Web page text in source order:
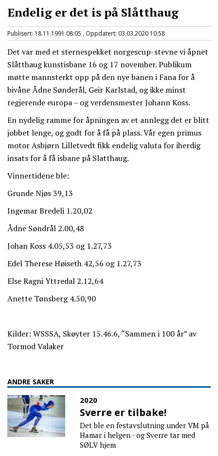
Endelig er det is på Slåtthaug
Publisert: 18.11.1991 08:05 , Oppdatert: 03.03.2020 10:58
Det var med et sternespekket norgescup-stevne vi åpnet
Slåtthaug kunstisbane 16 og 17 november. Publikum
møtte mannsterkt opp på den nye banen i Fana for å
bivåne Ådne Sønderål, Geir Karlstad, og ikke minst
regjerende europa – og verdensmester Johann Koss.
En nydelig ramme for åpningen av et annlegg det er blitt
jobbet lenge, og godt for å få på plass. Vår egen primus
motor Asbjørn Lilletvedt fikk endelig valuta for iherdig
insats for å få isbane på Slatthaug.
Vinnertidene ble:
Grunde Njøs 39,13
Ingemar Bredeli 1.20,02
Ådne Søndrål 2.00,48
Johan Koss 4.05,53 og 1.27,73
Edel Therese Høiseth 42,56 og 1.27,73
Else Ragni Yttredal 2.12,64
Anette Tønsberg 4.50,90
Kilder: WSSSA, Skøyter 15.46.6, “Sammen i 100 år” av
Tormod Valaker
ANDRE SAKER
2020
Sverre er tilbake!
Det ble en festavslutning under VM på
Hamar i helgen - og Sverre tar med
SØLV hjem